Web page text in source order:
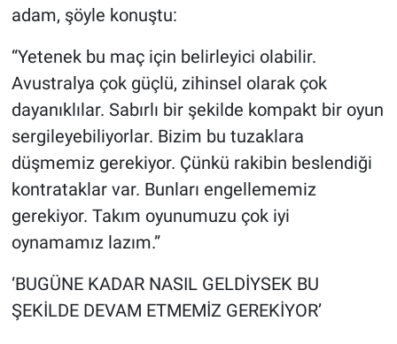
adam, şöyle konuştu:
“Yetenek bu maç için belirleyici olabilir.
Avustralya çok güçlü, zihinsel olarak çok
dayanıklılar. Sabırlı bir şekilde kompakt bir oyun
sergileyebiliyorlar. Bizim bu tuzaklara
düşmemiz gerekiyor. Çünkü rakibin beslendiği
kontrataklar var. Bunları engellememiz
gerekiyor. Takım oyunumuzu çok iyi
oynamamız lazım.”
‘BUGÜNE KADAR NASIL GELDİYSEK BU
ŞEKİLDE DEVAM ETMEMİZ GEREKİYOR’